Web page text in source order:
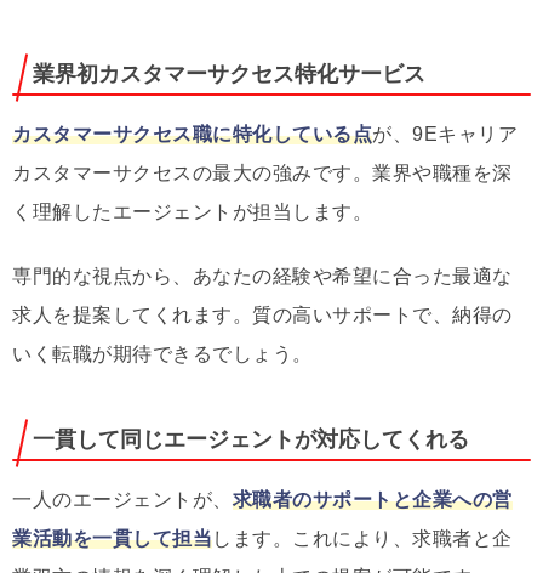
業界初カスタマーサクセス特化サービス
カスタマーサクセス職に特化している点が、9Eキャリア
カスタマーサクセスの最大の強みです。業界や職種を深
く理解したエージェントが担当します。
専門的な視点から、あなたの経験や希望に合った最適な
求人を提案してくれます。質の高いサポートで、納得の
いく転職が期待できるでしょう。
一貫して同じエージェントが対応してくれる
一人のエージェントが、 求職者のサポートと企業への営
業活動を一貫して担当します。これにより、求職者と企